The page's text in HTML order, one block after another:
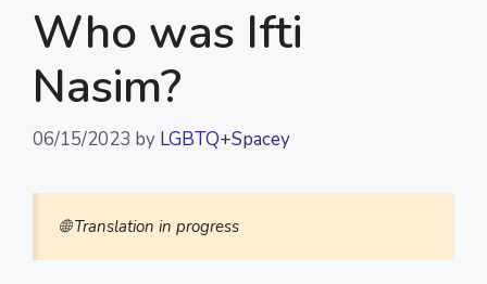
Who was Ifti
Nasim?
06/15/2023 by LGBTQ+Spacey
🌐 Translation in progress